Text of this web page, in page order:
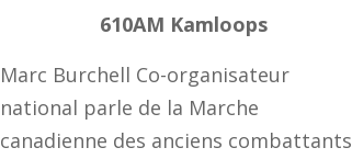
610AM Kamloops
Marc Burchell Co-organisateur
national parle de la Marche
canadienne des anciens combattants